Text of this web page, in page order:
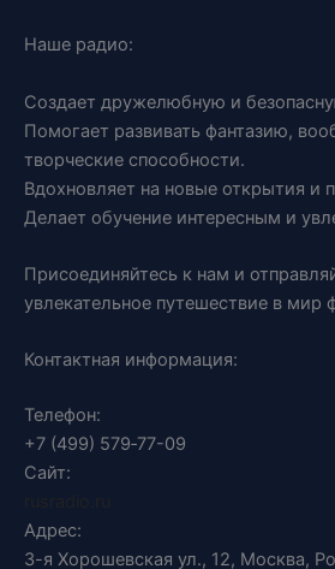
Наше радио:
Создает дружелюбную и
Помогает развивать фантазию,
творческие способности.
Вдохновляет на новые открытия и
Делает обучение интересным и
Присоединяйтесь к нам и
увлекательное путешествие в мир
Контактная информация:
Телефон:
+7 (499) 579‑77-09
Сайт:
Адрес:
3-я Хорошевская ул., 12, Москва,